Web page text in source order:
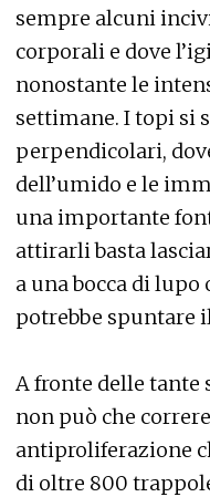
sempre alcuni
corporali e dove
nonostante le
settimane. I topi si
perpendicolari,
dell’umido e le
una importante
attirarli basta
a una bocca di
potrebbe spuntare
A fronte delle tante
non può che
antiproliferazione
di oltre 800